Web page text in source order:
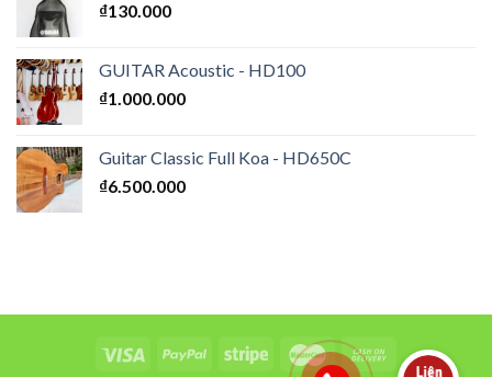
₫130.000
GUITAR Acoustic - HD100
₫1.000.000
Guitar Classic Full Koa - HD650C
₫6.500.000